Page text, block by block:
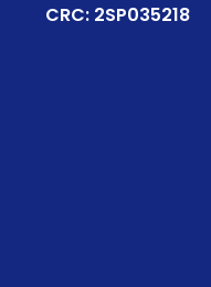
CRC: 2SP035218